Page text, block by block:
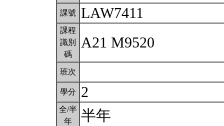
課號 LAW7411
課程
識別
碼
A21 M9520
班次
學分 2
全/半
年
半年